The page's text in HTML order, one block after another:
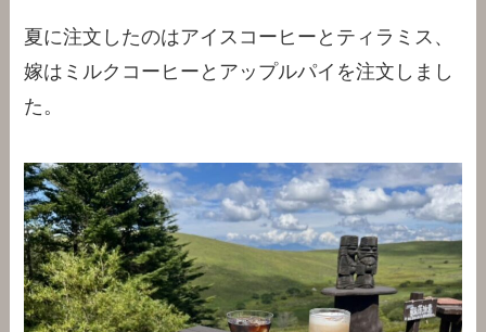
夏に注文したのはアイスコーヒーとティラミス、
嫁はミルクコーヒーとアップルパイを注文しまし
た。